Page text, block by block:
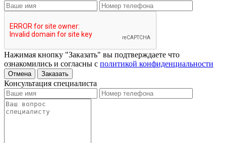
Нажимая кнопку "Заказать" вы подтверждаете что
ознакомились и согласны с политикой конфиденциальности
Отмена Заказать
Консультация специалиста